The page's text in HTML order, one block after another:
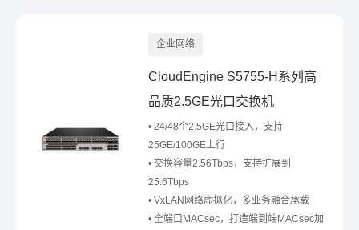
企业网络
CloudEngine S5755-H系列高
品质2.5GE光口交换机
• 24/48个2.5GE光口接入，支持
25GE/100GE上行
• 交换容量2.56Tbps，支持扩展到
25.6Tbps
• VxLAN网络虚拟化，多业务融合承载
• 全端口MACsec，打造端到端MACsec加